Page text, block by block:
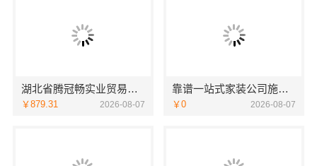
湖北省腾冠畅实业贸易有限公司：专业轮胎批发平台解决方案
￥879.31 2026-08-07
靠谱一站式家装公司施工南通宏域全宅装饰建材有限公司
￥0 2026-08-07